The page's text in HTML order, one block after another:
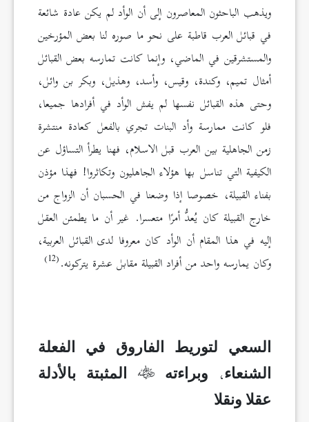
ويذهب الباحثون المعاصرون إلى أن الوأد لم يكن عادة شائعة
في قبائل العرب قاطبة على نحو ما صوره لنا بعض المؤرخين
والمستشرقين في الماضي، وإنما كانت تمارسه بعض القبائل
أمثال تميم، وكندة، وقيس، وأسد، وهذيل، وبكر بن وائل،
وحتى هذه القبائل نفسها لم يفش الوأد في أفرادها جميعا،
فلو كانت ممارسة وأد البنات تجري بالفعل كعادة منتشرة
زمن الجاهلية بين العرب قبل الاسلام، فهنا يطرأ التساؤل عن
الكيفية التي تناسل بها هؤلاء الجاهليون وتكاثروا! فهذا مؤذن
بفناء القبيلة، خصوصا إذا وضعنا في الحسبان أن الزواج من
خارج القبيلة كان يُعدُّ أمرًا متعسرا. غير أن ما يطمئن العقل
إليه في هذا المقام أن الوأد كان معروفا لدى القبائل العربية،
وكان يمارسه واحد من أفراد القبيلة مقابل عشرة يتركونه.(12)
السعي لتوريط الفاروق في الفعلة
الشنعاء، وبراءته
المثبتة بالأدلة
عقلا ونقلا